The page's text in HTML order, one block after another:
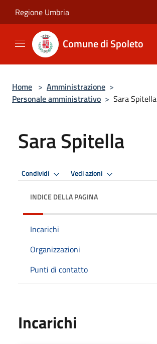
Regione Umbria
Comune di Spoleto
Home > Amministrazione >
Personale amministrativo > Sara Spitella
Sara Spitella
Condividi Vedi azioni
INDICE DELLA PAGINA
Incarichi
Organizzazioni
Punti di contatto
Incarichi